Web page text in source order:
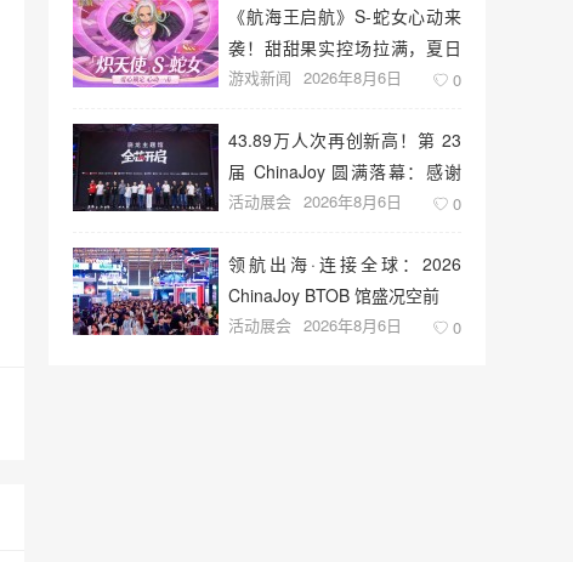
《航海王启航》S-蛇女心动来
袭！甜甜果实控场拉满，夏日
盛宴开启
游戏新闻 2026年8月6日 0
43.89万人次再创新高！第 23
届 ChinaJoy 圆满落幕：感谢
有你，共赴这场“与 AI 同游”的
活动展会 2026年8月6日 0
领航出海·连接全球：2026
ChinaJoy BTOB 馆盛况空前
活动展会 2026年8月6日 0